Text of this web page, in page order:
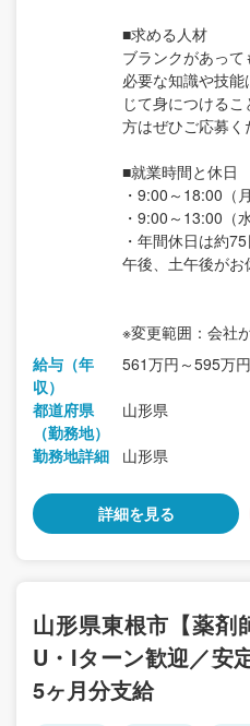
■求める人材
ブランクがあって
必要な知識や技
じて身につける
方はぜひご応募く
■就業時間と休日
・9:00～18:00（
・9:00～13:00（
・年間休日は約
午後、土午後がお
※変更範囲：会社
給与（年
収）
561万円～595万円
都道府県
（勤務地）
山形県
勤務地詳細 山形県
詳細を見る
山形県東根市【薬剤
U・Iターン歓迎／安
5ヶ月分支給